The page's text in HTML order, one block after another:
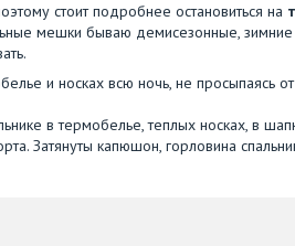
стоит подробнее остановиться на
мешки бываю демисезонные, зимние
и носках всю ночь, не просыпаясь
в термобелье, теплых носках, в
Затянуты капюшон, горловина